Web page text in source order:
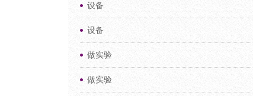
设备
设备
做实验
做实验